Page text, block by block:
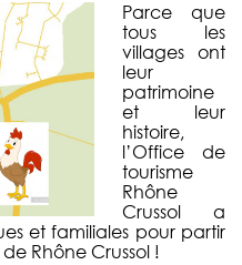
Parce que
tous les
villages ont
leur
patrimoine
et leur
histoire,
l’Office de
tourisme
Rhône
Crussol a
et familiales pour partir
Rhône Crussol !